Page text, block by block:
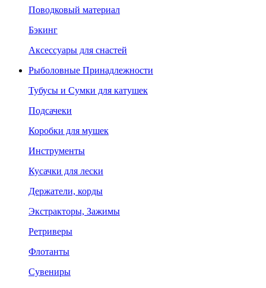
Поводковый материал
Бэкинг
Аксессуары для снастей
Рыболовные Принадлежности
Тубусы и Сумки для катушек
Подсачеки
Коробки для мушек
Инструменты
Кусачки для лески
Держатели, корды
Экстракторы, Зажимы
Ретриверы
Флотанты
Сувениры